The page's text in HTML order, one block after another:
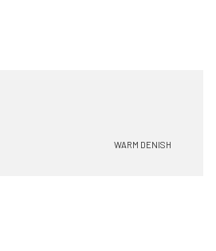
WARM DENISH